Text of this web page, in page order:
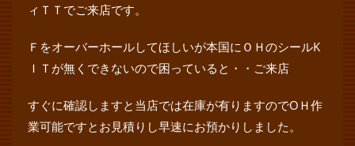
ィＴＴでご来店です。
Ｆをオーバーホールしてほしいが本国にＯＨのシールK
ＩＴが無くできないので困っていると・・ご来店
すぐに確認しますと当店では在庫が有りますのでOＨ作
業可能ですとお見積りし早速にお預かりしました。